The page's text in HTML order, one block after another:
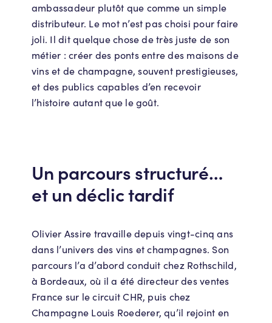
ambassadeur plutôt que comme un simple
distributeur. Le mot n’est pas choisi pour faire
joli. Il dit quelque chose de très juste de son
métier : créer des ponts entre des maisons de
vins et de champagne, souvent prestigieuses,
et des publics capables d’en recevoir
l’histoire autant que le goût.
Un parcours structuré…
et un déclic tardif
Olivier Assire travaille depuis vingt-cinq ans
dans l’univers des vins et champagnes. Son
parcours l’a d’abord conduit chez Rothschild,
à Bordeaux, où il a été directeur des ventes
France sur le circuit CHR, puis chez
Champagne Louis Roederer, qu’il rejoint en